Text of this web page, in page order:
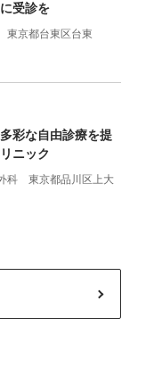
受診を
東京都台東区台東
多彩な自由診療を提
ニック
科 東京都品川区上大